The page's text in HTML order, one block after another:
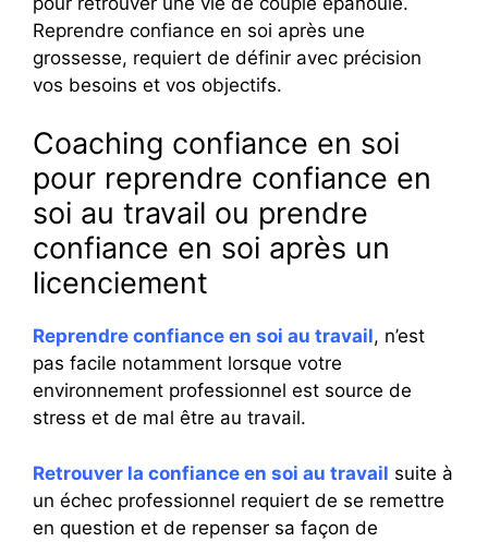
Reprendre confiance en soi après une
grossesse, requiert de définir avec précision
vos besoins et vos objectifs.
Coaching confiance en soi
pour reprendre confiance en
soi au travail ou prendre
confiance en soi après un
licenciement
Reprendre confiance en soi au travail, n’est
pas facile notamment lorsque votre
environnement professionnel est source de
stress et de mal être au travail.
Retrouver la confiance en soi au travail suite à
un échec professionnel requiert de se remettre
en question et de repenser sa façon de